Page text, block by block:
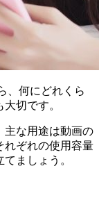
、何にどれくら
切です。
主な用途は動画の
れぞれの使用容量
ましょう。